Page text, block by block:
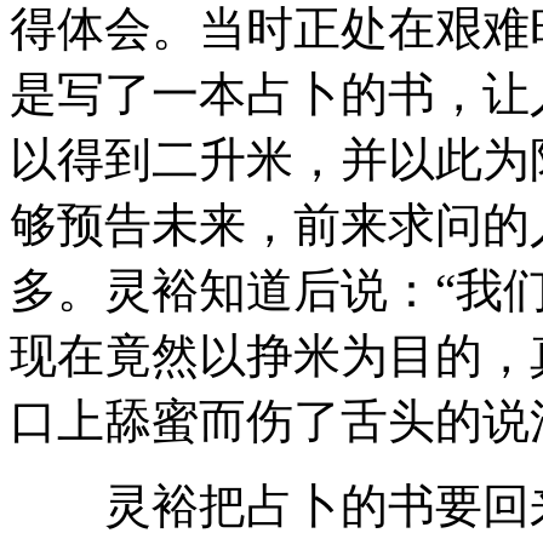
得体会。当时正处在艰
是写了一本占卜的书，
以得到二升米，并以此
够预告未来，前来求问
多。灵裕知道后说：“我
现在竟然以挣米为目的
口上舔蜜而伤了舌头的
灵裕把占卜的书要回